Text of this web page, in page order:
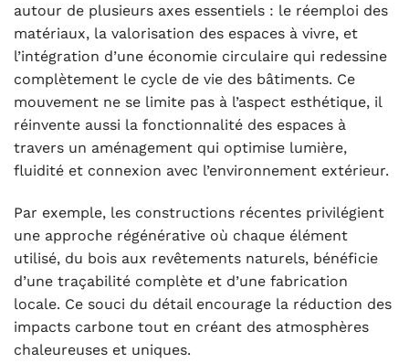
autour de plusieurs axes essentiels : le réemploi des
matériaux, la valorisation des espaces à vivre, et
l’intégration d’une économie circulaire qui redessine
complètement le cycle de vie des bâtiments. Ce
mouvement ne se limite pas à l’aspect esthétique, il
réinvente aussi la fonctionnalité des espaces à
travers un aménagement qui optimise lumière,
fluidité et connexion avec l’environnement extérieur.
Par exemple, les constructions récentes privilégient
une approche régénérative où chaque élément
utilisé, du bois aux revêtements naturels, bénéficie
d’une traçabilité complète et d’une fabrication
locale. Ce souci du détail encourage la réduction des
impacts carbone tout en créant des atmosphères
chaleureuses et uniques.